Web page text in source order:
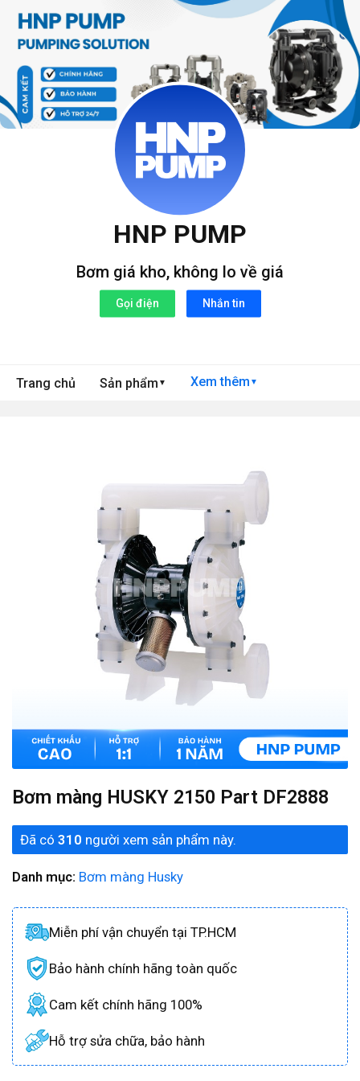
qua
dung
HNP PUMP
Bơm giá kho, không lo về giá
Gọi điện Nhắn tin
Trang chủ Sản phẩm ▼ Xem thêm ▼
Bơm màng HUSKY 2150 Part DF2888
Đã có 310 người xem sản phẩm này.
Danh mục: Bơm màng Husky
Miễn phí vận chuyển tại TP.HCM
Bảo hành chính hãng toàn quốc
Cam kết chính hãng 100%
Hỗ trợ sửa chữa, bảo hành